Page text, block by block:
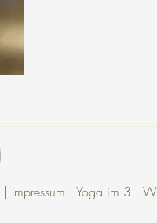
| Impressum | Yoga im 3 |